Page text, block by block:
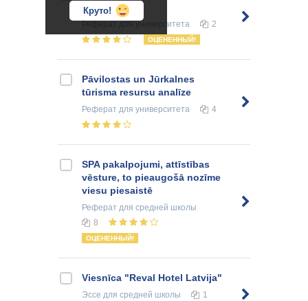
Круто!
raksturojums
Рефератдля университета 2
ОЦЕНЕННЫЙ!
Pāvilostas un Jūrkalnes
tūrisma resursu analīze
Реферат для университета 4
SPA pakalpojumi, attīstības
vēsture, to pieaugošā nozīme
viesu piesaistē
Реферат для средней школы
8
ОЦЕНЕННЫЙ!
Viesnīca "Reval Hotel Latvija"
Эссе для средней школы 1